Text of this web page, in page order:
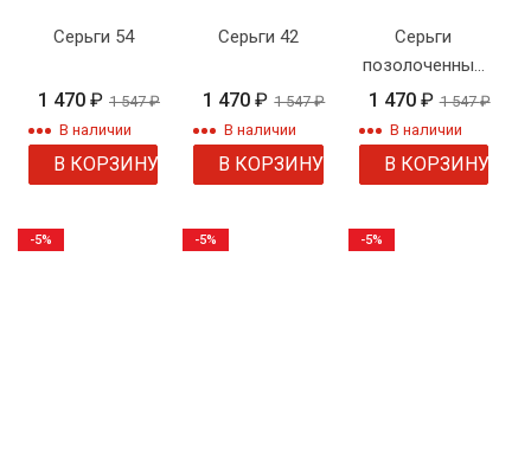
Серьги 54
1 470 ₽ 1 547₽
В наличии
В КОРЗИНУ
Серьги 42
1 470₽ 1 547₽
В наличии
В КОРЗИНУ
Серьги
позолоченные
с камнем 2 1 2
1
1 470 ₽ 1 547₽
В наличии
В КОРЗИНУ
-5% -5% -5%